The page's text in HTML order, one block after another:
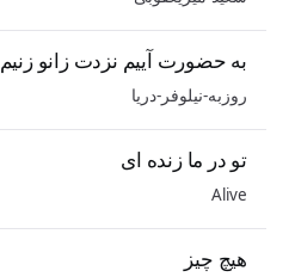
به حضورت آییم نزدت زانو زنیم
روزبه-نیلوفر-دریا
تو در ما زنده ای
Alive
هیچ چیز